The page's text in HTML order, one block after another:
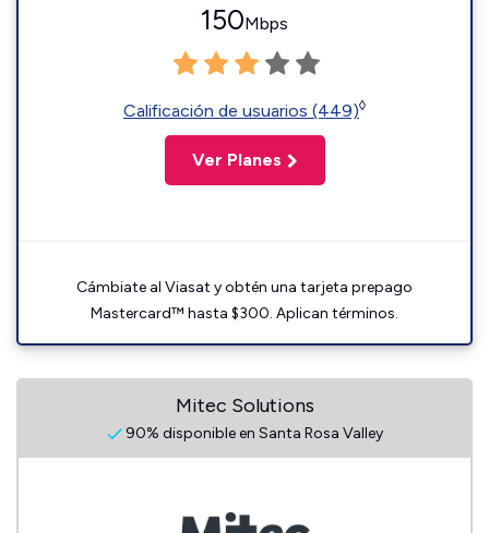
150Mbps
Calificación de usuarios (449)◊
Ver Planes
Cámbiate al Viasat y obtén una tarjeta prepago
Mastercard™ hasta $300. Aplican términos.
Mitec Solutions
90% disponible en Santa Rosa Valley